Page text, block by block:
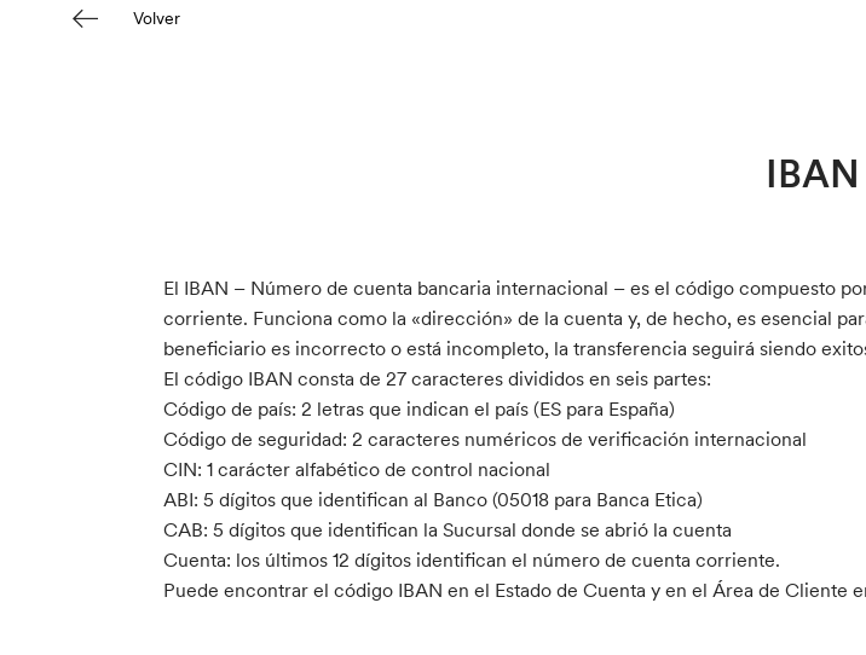
Volver
IBAN
El IBAN – Número de cuenta bancaria internacional – es el código compuesto
corriente. Funciona como la «dirección» de la cuenta y, de hecho, es esencial
beneficiario es incorrecto o está incompleto, la transferencia seguirá siendo
El código IBAN consta de 27 caracteres divididos en seis partes:
Código de país: 2 letras que indican el país (ES para España)
Código de seguridad: 2 caracteres numéricos de verificación internacional
CIN: 1 carácter alfabético de control nacional
ABI: 5 dígitos que identifican al Banco (05018 para Banca Etica)
CAB: 5 dígitos que identifican la Sucursal donde se abrió la cuenta
Cuenta: los últimos 12 dígitos identifican el número de cuenta corriente.
Puede encontrar el código IBAN en el Estado de Cuenta y en el Área de Cliente